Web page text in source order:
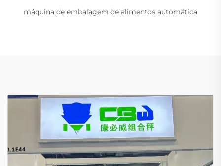
máquina de embalagem de alimentos automática